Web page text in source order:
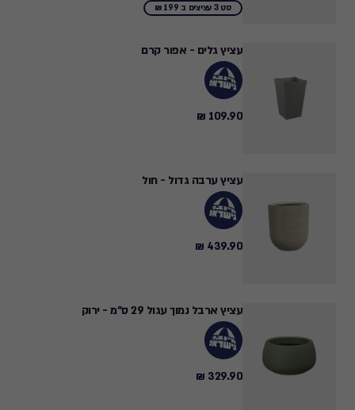
₪ סט 3 עציצים ב 199 ₪
עציץ גלים - אפור קרם
109.90
109.90 ₪
עציץ ערבה גדול - חול
439.90
439.90 ₪
עציץ ארבל נמוך עגול 29 ס"מ - ירוק
329.90
329.90 ₪